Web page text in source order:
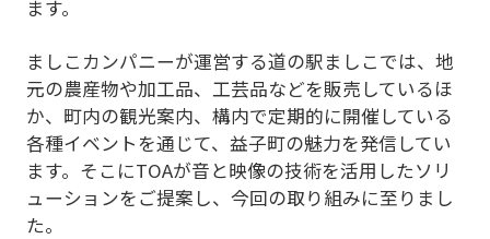
ます。
ましこカンパニーが運営する道の駅ましこでは、地
元の農産物や加工品、工芸品などを販売しているほ
か、町内の観光案内、構内で定期的に開催している
各種イベントを通じて、益子町の魅力を発信してい
ます。そこにTOAが音と映像の技術を活用したソリ
ューションをご提案し、今回の取り組みに至りまし
た。